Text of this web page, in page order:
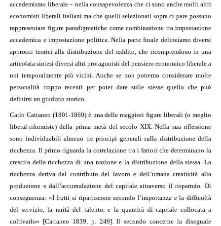
accademismo liberale – nella consapevolezza che ci sono anche molti altri
economisti liberali italiani ma che quelli selezionati sopra ci pare possano
rappresentare figure paradigmatiche come combinazione tra impostazione
accademica e impostazione politica. Nella parte finale delineiamo diversi
approcci teorici alla distribuzione del reddito, che ricomprendono in una
articolata sintesi diversi altri protagonisti del pensiero economico liberale a
noi temporalmente più vicini. Anche se non potremo considerare molte
personalità troppo recenti per poter dare sulle stesse quello che può
definirsi un giudizio storico.
Carlo Cattaneo (1801-1869) è una delle maggiori figure liberali (o meglio
liberal-riformiste) della prima metà del secolo XIX. Nella sua riflessione
sono individuabili almeno tre principi generali sulla distribuzione della
ricchezza. Il primo riguarda la correlazione tra i fattori che determinano la
crescita della ricchezza di una nazione e la distribuzione della stessa. La
ricchezza deriva dal contributo del lavoro e dell’umana creatività alla
produzione e dall’accumulazione del capitale attraverso il risparmio. Di
conseguenza: «I frutti si ripartiscono secondo l’importanza e la difficoltà
del servizio, la rarità del talento, e la quantità di capitale collocata a
coltivarlo» [Cattaneo 1839, p. 249]. Il secondo concerne la diseguale